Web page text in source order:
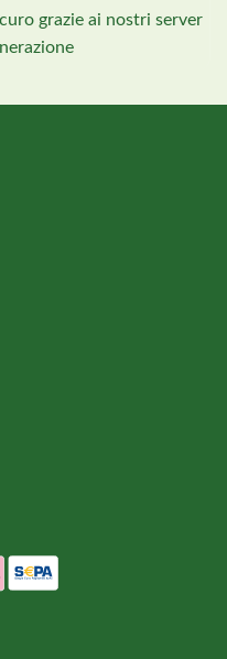
grazie ai nostri server